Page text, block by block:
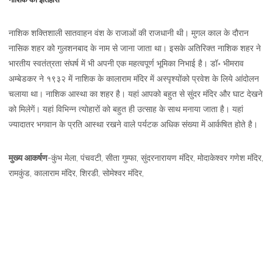
नाशिक शक्तिशाली सातवाहन वंश के राजाओं की राजधानी थी। मुगल काल के दौरान
नासिक शहर को गुलशनबाद के नाम से जाना जाता था। इसके अतिरिक्त नाशिक शहर ने
भारतीय स्वतंत्रता संघर्ष में भी अपनी एक महत्वपूर्ण भूमिका निभाई है। डॉ॰ भीमराव
अम्बेडकर ने १९३२ में नाशिक के कालाराम मंदिर में अस्पृश्योंको प्रवेश के लिये आंदोलन
चलाया था। नाशिक आस्था का शहर है। यहां आपको बहुत से सुंदर मंदिर और घाट देखने
को मिलेगें। यहां विभिन्न त्योहारों को बहुत ही उत्साह के साथ मनाया जाता है। यहां
ज्‍यादातर भगवान के प्रति आस्‍था रखने वाले पर्यटक अधिक संख्‍या में आर्कषित होते है।
मुख्य आकर्षण-कुंभ मेला, पंचवटी, सीता गुम्फा, सुंदरनारायण मंदिर, मोदाकेश्वर गणेश मंदिर,
रामकुंड, कालाराम मंदिर, शिरडी, सोमेश्वर मंदिर,